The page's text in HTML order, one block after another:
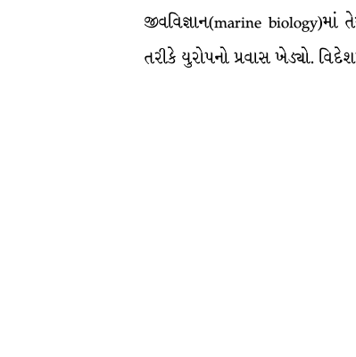
જીવવિજ્ઞાન(marine
તરીકે યુરોપનો પ્રવાસ ખેડ્યો.